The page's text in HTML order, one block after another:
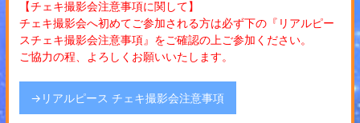
【チェキ撮影会注意事項に関して】
チェキ撮影会へ初めてご参加される方は必ず下の『リアルピー
スチェキ撮影会注意事項』をご確認の上ご参加ください。
ご協力の程、よろしくお願いいたします。
→リアルピース チェキ撮影会注意事項